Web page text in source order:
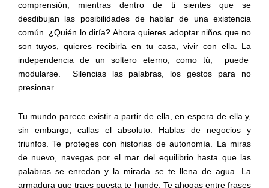
comprensión, mientras dentro de ti sientes que se
desdibujan las posibilidades de hablar de una existencia
común. ¿Quién lo diría? Ahora quieres adoptar niños que no
son tuyos, quieres recibirla en tu casa, vivir con ella. La
independencia de un soltero eterno, como tú,
puede
modularse.
Silencias las palabras, los gestos para no
presionar.
Tu mundo parece existir a partir de ella, en espera de ella y,
sin embargo, callas el absoluto. Hablas de negocios y
triunfos. Te proteges con historias de autonomía. La miras
de nuevo, navegas por el mar del equilibrio hasta que las
palabras se enredan y la mirada se te llena de agua. La
armadura que traes puesta te hunde. Te ahogas entre frases